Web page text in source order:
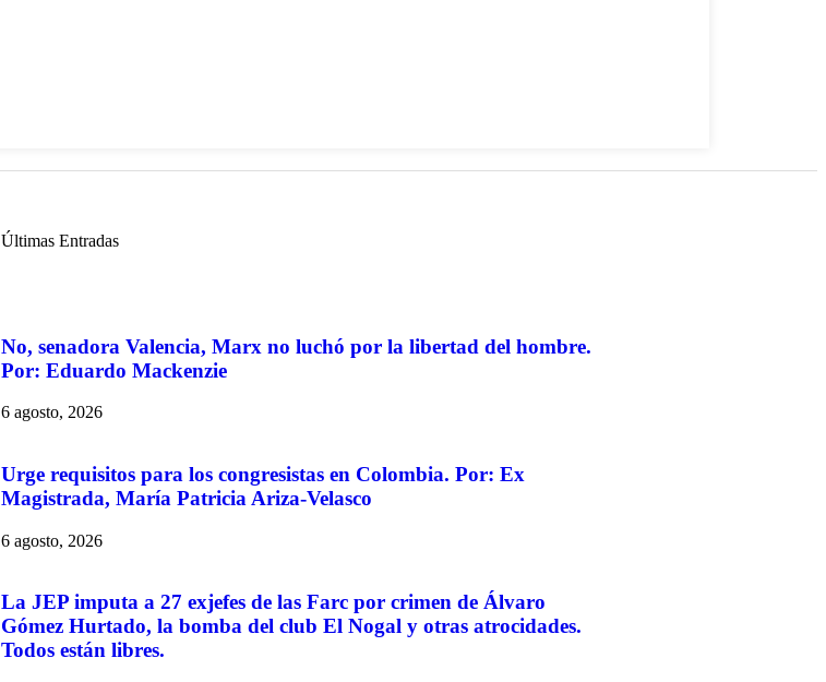
Últimas Entradas
No, senadora Valencia, Marx no luchó por la libertad del hombre.
Por: Eduardo Mackenzie
6 agosto, 2026
Urge requisitos para los congresistas en Colombia. Por: Ex
Magistrada, María Patricia Ariza-Velasco
6 agosto, 2026
La JEP imputa a 27 exjefes de las Farc por crimen de Álvaro
Gómez Hurtado, la bomba del club El Nogal y otras atrocidades.
Todos están libres.